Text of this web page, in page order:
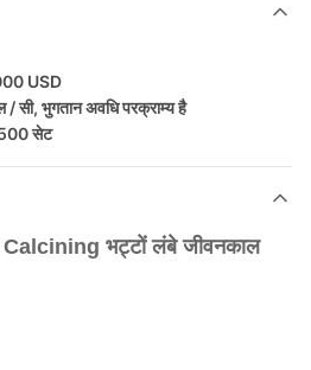
USD
/ सी, भुगतान अवधि परक्राम्य है
500 सेट
Calcining भट्टों लंबे जीवनकाल